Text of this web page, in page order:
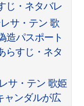
じ・ネタバレ
サ・テン 歌
造パスポート
らすじ・ネタ
サ・テン 歌姫
ャンダルが広